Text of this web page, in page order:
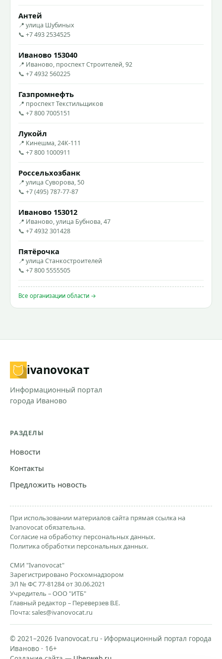
Антей
📍 улица Шубиных
📞 +7 493 2534525
Иваново 153040
📍 Иваново, проспект Строителей, 92
📞 +7 4932 560225
Газпромнефть
📍 проспект Текстильщиков
📞 +7 800 7005151
Лукойл
📍 Кинешма, 24К-111
📞 +7 800 1000911
Россельхозбанк
📍 улица Суворова, 50
📞 +7 (495) 787-77-87
Иваново 153012
📍 Иваново, улица Бубнова, 47
📞 +7 4932 301428
Пятёрочка
📍 улица Станкостроителей
📞 +7 800 5555505
Все организации области →
ivanovoкат
Информационный портал
города Иваново
РАЗДЕЛЫ
Новости
Контакты
Предложить новость
При использовании материалов сайта прямая ссылка на
Ivanovocat обязательна.
Согласие на обработку персональных данных.
Политика обработки персональных данных.
СМИ "Ivanovocat"
Зарегистрировано Роскомнадзором
ЭЛ № ФС 77-81284 от 30.06.2021
Учредитель – ООО "ИТБ"
Главный редактор – Переверзев В.Е.
Почта:sales@ivanovocat.ru
© 2021–2026 Ivanovocat.ru - Иформационный портал города
Иваново · 16+